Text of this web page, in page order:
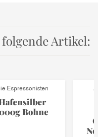
Artikel:
Espressonisten
Bohne